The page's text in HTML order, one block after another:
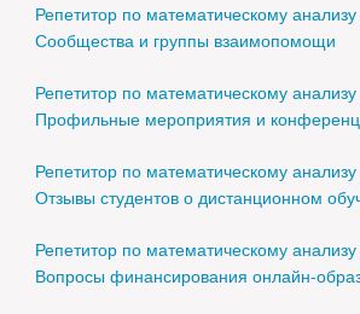
Репетитор по математическому
Сообщества и группы взаимопомощи
Репетитор по математическому
Профильные мероприятия и
Репетитор по математическому
Отзывы студентов о дистанционном
Репетитор по математическому
Вопросы финансирования онлайн-